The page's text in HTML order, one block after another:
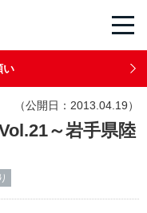
い
（公開日：2013.04.19）
～岩手県陸